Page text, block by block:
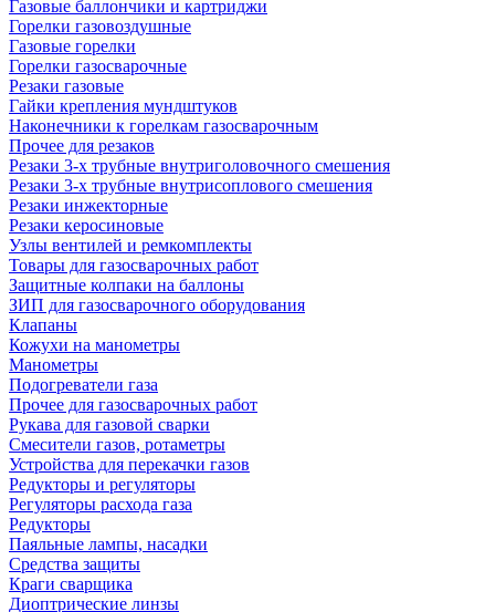
Газовые баллончики и картриджи
Горелки газовоздушные
Газовые горелки
Горелки газосварочные
Резаки газовые
Гайки крепления мундштуков
Наконечники к горелкам газосварочным
Прочее для резаков
Резаки 3-х трубные внутриголовочного смешения
Резаки 3-х трубные внутрисоплового смешения
Резаки инжекторные
Резаки керосиновые
Узлы вентилей и ремкомплекты
Товары для газосварочных работ
Защитные колпаки на баллоны
ЗИП для газосварочного оборудования
Клапаны
Кожухи на манометры
Манометры
Подогреватели газа
Прочее для газосварочных работ
Рукава для газовой сварки
Смесители газов, ротаметры
Устройства для перекачки газов
Редукторы и регуляторы
Регуляторы расхода газа
Редукторы
Паяльные лампы, насадки
Средства защиты
Краги сварщика
Диоптрические линзы